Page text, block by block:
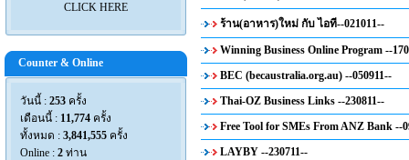
CLICK HERE
Counter & Online
วันนี้ : 253 ครั้ง
เดือนนี้ : 11,774 ครั้ง
ทั้งหมด : 3,841,555 ครั้ง
Online : 2 ท่าน
ร้าน(อาหาร)ใหม่ กับ ไอที--021011--
Winning Business Online Program --
BEC (becaustralia.org.au) --050911--
Thai-OZ Business Links --230811--
Free Tool for SMEs From ANZ Bank --
LAYBY --230711--